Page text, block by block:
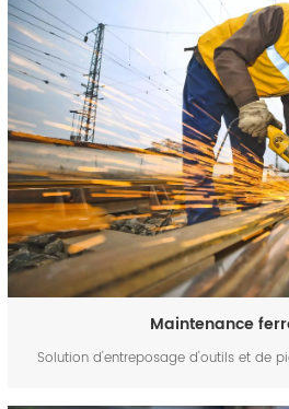
Améliorez la
Maintenance
Solution d'entreposage d'outils et de